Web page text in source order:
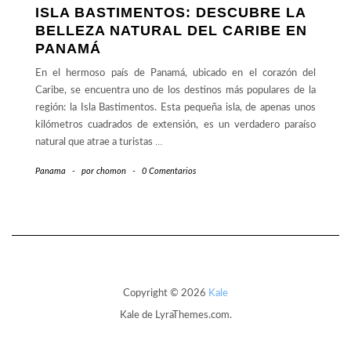
ISLA BASTIMENTOS: DESCUBRE LA
BELLEZA NATURAL DEL CARIBE EN
PANAMÁ
En el hermoso país de Panamá, ubicado en el corazón del
Caribe, se encuentra uno de los destinos más populares de la
región: la Isla Bastimentos. Esta pequeña isla, de apenas unos
kilómetros cuadrados de extensión, es un verdadero paraíso
natural que atrae a turistas …
Panama - por chomon - 0 Comentarios
Copyright © 2026 Kale
Kalede LyraThemes.com.